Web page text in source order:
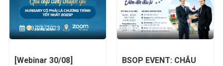
miễn phí?
23/08/2023
[Webinar 30/08]
04/08/2023
BSOP EVENT: CHÂU